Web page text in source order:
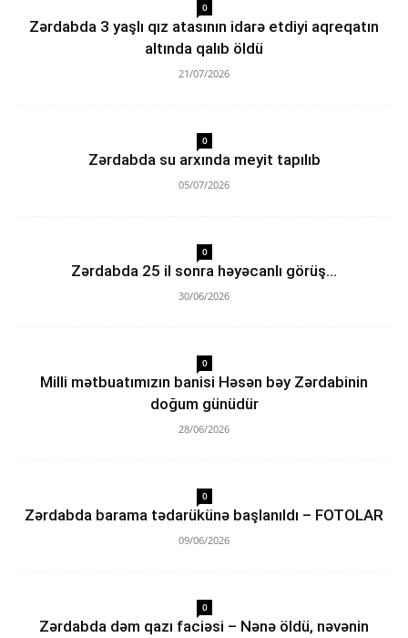
0
Zərdabda 3 yaşlı qız atasının idarə etdiyi aqreqatın
altında qalıb öldü
21/07/2026
0
Zərdabda su arxında meyit tapılıb
05/07/2026
0
Zərdabda 25 il sonra həyəcanlı görüş…
30/06/2026
0
Milli mətbuatımızın banisi Həsən bəy Zərdabinin
doğum günüdür
28/06/2026
0
Zərdabda barama tədarükünə başlanıldı – FOTOLAR
09/06/2026
0
Zərdabda dəm qazı faciəsi – Nənə öldü, nəvənin